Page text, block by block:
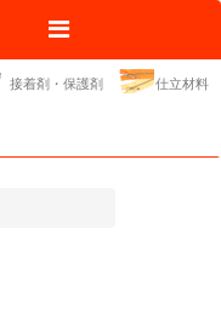
接着剤・保護剤 仕立材料